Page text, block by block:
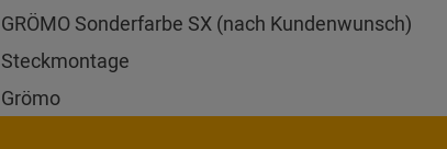
GRÖMO Sonderfarbe SX (nach Kundenwunsch)
Steckmontage
Grömo